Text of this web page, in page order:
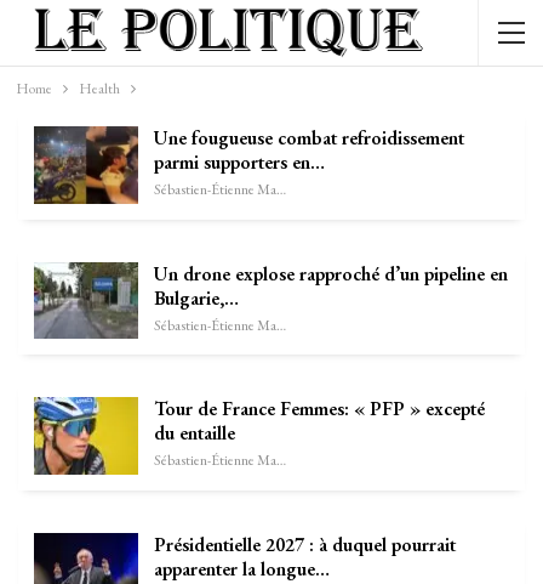
Home Health
Une fougueuse combat refroidissement
parmi supporters en…
Sébastien-Étienne Marechal
Un drone explose rapproché d’un pipeline en
Bulgarie,…
Sébastien-Étienne Marechal
Tour de France Femmes: « PFP » excepté
du entaille
Sébastien-Étienne Marechal
Présidentielle 2027 : à duquel pourrait
apparenter la longue…